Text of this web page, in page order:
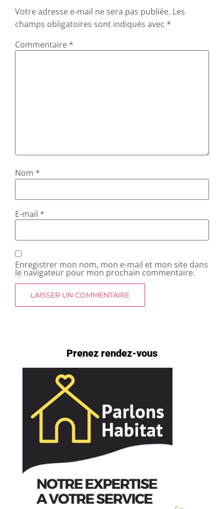
Votre adresse e-mail ne sera pas publiée. Les
champs obligatoires sont indiqués avec *
Commentaire *
Nom *
E-mail *
Enregistrer mon nom, mon e-mail et mon site dans
le navigateur pour mon prochain commentaire.
Prenez rendez-vous